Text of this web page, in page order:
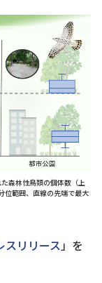
森林性鳥類の個体数（上
位範囲、直線の先端で最大
スリリース」を